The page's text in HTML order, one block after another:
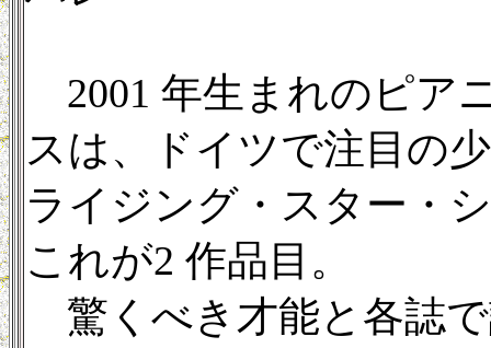
2001 年生まれのピア
スは、ドイツで注目の
ライジング・スター・
これが2 作品目。
驚くべき才能と各誌